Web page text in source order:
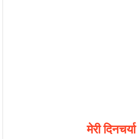
मेरी दिनचर्या